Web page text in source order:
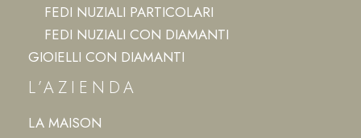
FEDI NUZIALI PARTICOLARI
FEDI NUZIALI CON DIAMANTI
GIOIELLI CON DIAMANTI
L’AZIENDA
LA MAISON